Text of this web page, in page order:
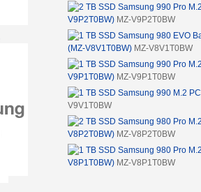
V9P2T0BW) MZ-V9P2T0BW
(MZ-V8V1T0BW) MZ-V8V1T0BW
V9P1T0BW) MZ-V9P1T0BW
V9V1T0BW
V8P2T0BW) MZ-V8P2T0BW
V8P1T0BW) MZ-V8P1T0BW